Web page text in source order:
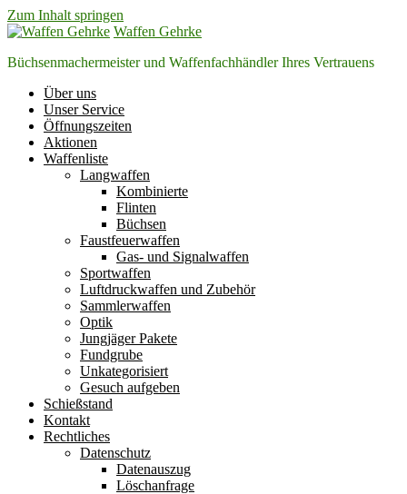
Zum Inhalt springen
Waffen Gehrke
Büchsenmachermeister und Waffenfachhändler Ihres Vertrauens
Über uns
Unser Service
Öffnungszeiten
Aktionen
Waffenliste
Langwaffen
Kombinierte
Flinten
Büchsen
Faustfeuerwaffen
Gas- und Signalwaffen
Sportwaffen
Luftdruckwaffen und Zubehör
Sammlerwaffen
Optik
Jungjäger Pakete
Fundgrube
Unkategorisiert
Gesuch aufgeben
Schießstand
Kontakt
Rechtliches
Datenschutz
Datenauszug
Löschanfrage